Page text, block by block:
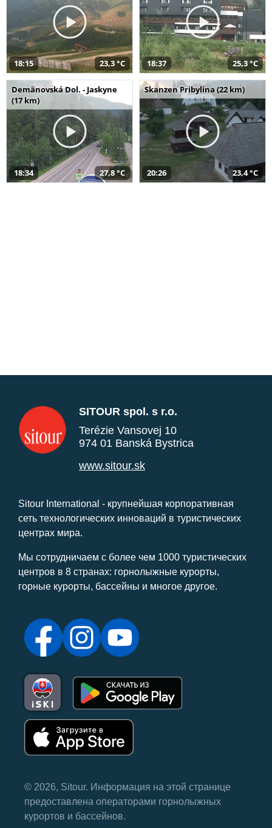
18:15 23,3 °C 18:37 25,3 °C
Demänovská Dol. - Jaskyne
(17 km)
18:34 27,8 °C
Skanzen Pribylina (22 km)
20:26 23,4 °C
SITOUR spol. s r.o.
Terézie Vansovej 10
974 01 Banská Bystrica
www.sitour.sk
Sitour International - крупнейшая корпоративная
сеть технологических инноваций в туристических
центрах мира.
Мы сотрудничаем с более чем 1000 туристических
центров в 8 странах: горнолыжные курорты,
горные курорты, бассейны и многое другое.
© 2026, Sitour. Информация на этой странице
предоставлена ​​операторами горнолыжных
курортов и бассейнов.